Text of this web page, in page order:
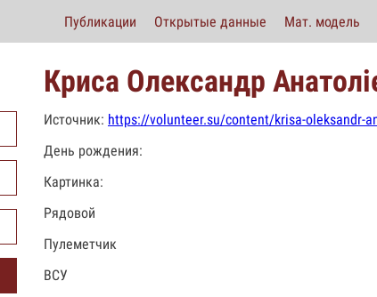
Публикации Открытые данные Мат. модель
Криса Олександр
Источник: https://volunteer.su/content/krisa-oleksandr-
День рождения:
Картинка:
Рядовой
Пулеметчик
ВСУ